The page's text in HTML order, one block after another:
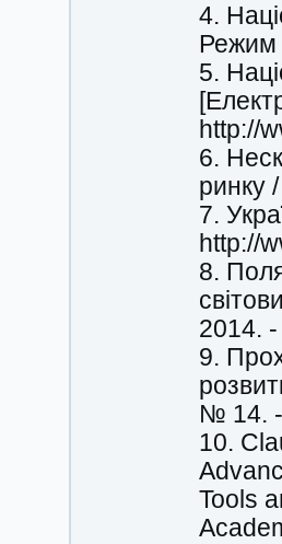
4.
Режим
5.
http://
6.
ринку
7.
http://
8.
2014.
9.
№ 14.
10.
Tools